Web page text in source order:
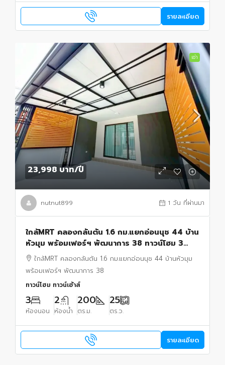
รายละเอียด
เช่า
23,998 บาท/ปี
nutnut899 1 วัน ที่ผ่านมา
ใกล้MRT คลองกลันตัน 1.6 กม.แยกอ่อนนุช 44 บ้าน
หัวมุม พร้อมเฟอร์ฯ พัฒนาการ 38 ทาวน์โฮม 3
นอน 2 น้ำ พื้นที่ 200 ตร.ม. ธัญญะ ช็อปปิ้ง พาร์ค.
ใกล้MRT คลองกลันตัน 1.6 กม.แยกอ่อนนุช 44 บ้านหัวมุม
พร้อมเฟอร์ฯ พัฒนาการ 38
ทาวน์โฮม ทาวน์เฮ้าส์
3
ห้องนอน
2
ห้องน้ำ
200
ตร.ม.
25
ตร.ว.
รายละเอียด